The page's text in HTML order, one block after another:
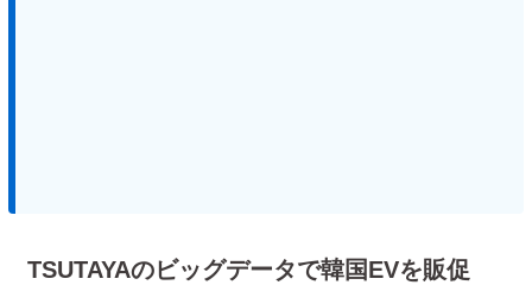
TSUTAYAのビッグデータで韓国EVを販促